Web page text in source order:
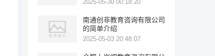
2025-05-30 00:18:20
南通创非教育咨询有限公司
的简单介绍
2025-05-03 20:48:07